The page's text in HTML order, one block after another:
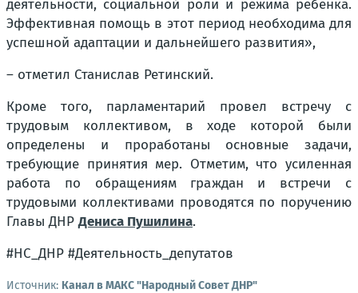
деятельности, социальной роли и режима ребенка.
Эффективная помощь в этот период необходима для
успешной адаптации и дальнейшего развития»,
– отметил Станислав Ретинский.
Кроме того, парламентарий провел встречу с
трудовым коллективом, в ходе которой были
определены и проработаны основные задачи,
требующие принятия мер. Отметим, что усиленная
работа по обращениям граждан и встречи с
трудовыми коллективами проводятся по поручению
Главы ДНРДениса Пушилина.
#НС_ДНР #Деятельность_депутатов
Источник: Канал в МАКС "Народный Совет ДНР"